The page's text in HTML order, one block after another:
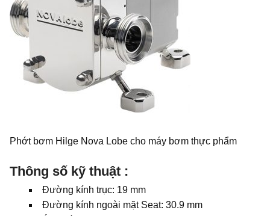
Phớt bơm Hilge Nova Lobe cho máy bơm thực phẩm
Thông số kỹ thuật :
Đường kính trục: 19 mm
Đường kính ngoài mặt Seat: 30.9 mm